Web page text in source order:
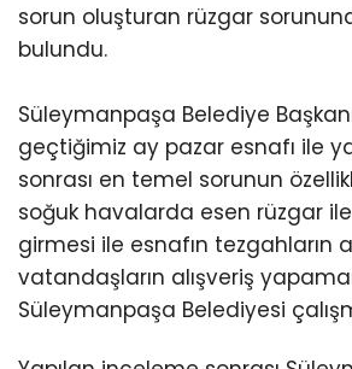
sorun oluşturan rüzgar
bulundu.
Süleymanpaşa Belediye
geçtiğimiz ay pazar esnafı ile
sonrası en temel sorunun
soğuk havalarda esen rüzgar ile
girmesi ile esnafın tezgahların
vatandaşların alışveriş
Süleymanpaşa Belediyesi